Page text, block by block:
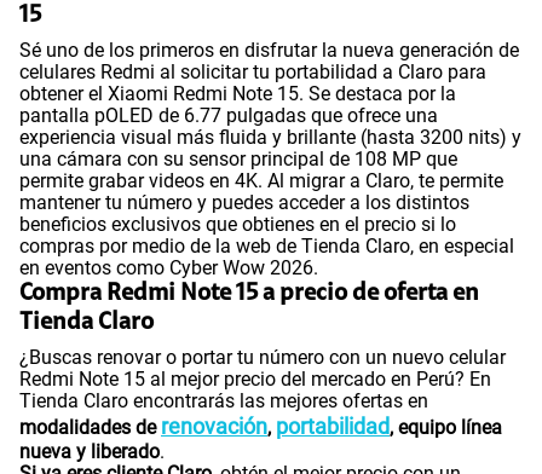
15
Sé uno de los primeros en disfrutar la nueva generación de
celulares Redmi al solicitar tu portabilidad a Claro para
obtener el Xiaomi Redmi Note 15. Se destaca por la
pantalla pOLED de 6.77 pulgadas que ofrece una
experiencia visual más fluida y brillante (hasta 3200 nits) y
una cámara con su sensor principal de 108 MP que
permite grabar videos en 4K. Al migrar a Claro, te permite
mantener tu número y puedes acceder a los distintos
beneficios exclusivos que obtienes en el precio si lo
compras por medio de la web de Tienda Claro, en especial
en eventos como Cyber Wow 2026.
Compra Redmi Note 15 a precio de oferta en
Tienda Claro
¿Buscas renovar o portar tu número con un nuevo celular
Redmi Note 15 al mejor precio del mercado en Perú? En
Tienda Claro encontrarás las mejores ofertas en
modalidades de renovación, portabilidad, equipo línea
nueva y liberado.